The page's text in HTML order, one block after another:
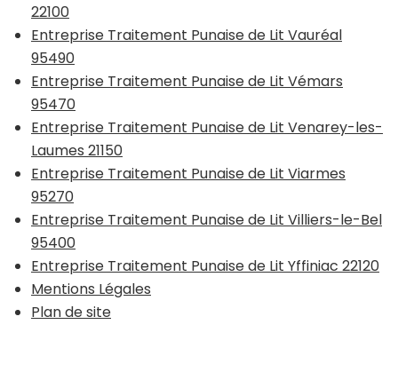
22100
Entreprise Traitement Punaise de Lit Vauréal
95490
Entreprise Traitement Punaise de Lit Vémars
95470
Entreprise Traitement Punaise de Lit Venarey-les-
Laumes 21150
Entreprise Traitement Punaise de Lit Viarmes
95270
Entreprise Traitement Punaise de Lit Villiers-le-Bel
95400
Entreprise Traitement Punaise de Lit Yffiniac 22120
Mentions Légales
Plan de site